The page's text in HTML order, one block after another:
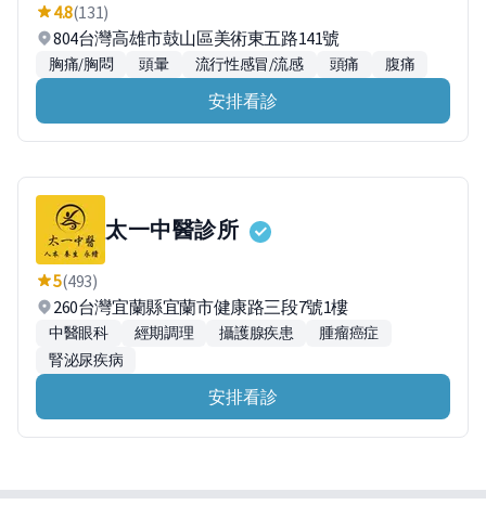
4.8(131)
804台灣高雄市鼓山區美術東五路141號
胸痛/胸悶 頭暈 流行性感冒/流感 頭痛 腹痛
安排看診
太一中醫診所
5(493)
260台灣宜蘭縣宜蘭市健康路三段7號1樓
中醫眼科 經期調理 攝護腺疾患
腫瘤癌症
腎泌尿疾病
安排看診